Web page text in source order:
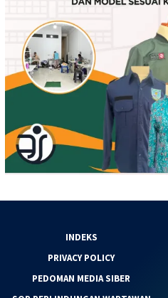
INDEKS
PRIVACY POLICY
PEDOMAN MEDIA SIBER